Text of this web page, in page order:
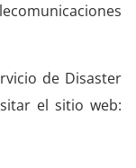
de Disaster
el sitio web: